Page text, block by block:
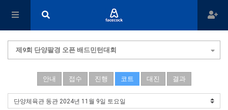
제9회 단양팔경 오픈 배드민턴대회
안내 접수 진행 코트 대진 결과